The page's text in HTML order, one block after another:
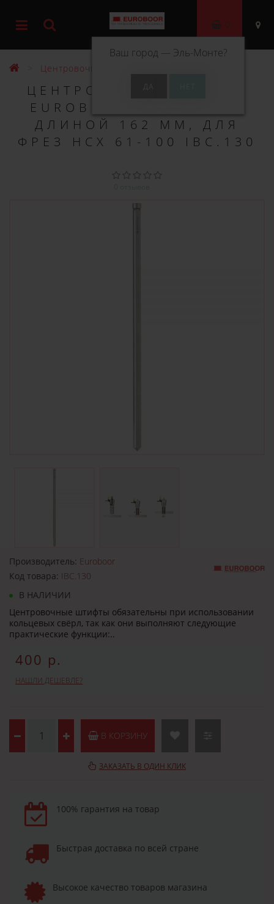
Ваш город — Эль-Монте?
0
Центровочные штифты
ЦЕНТРОВОЧНЫЙ ШТИФТ
EUROBOOR Ø 8.0 ММ И
ДЛИНОЙ 162 ММ, ДЛЯ
ФРЕЗ HCX 61-100 IBC.130
Производитель: Euroboor
Код товара: IBC.130
В НАЛИЧИИ
Центровочные штифты обязательны при использовании
кольцевых свёрл, так как они выполняют следующие
практические функции:..
400 р.
НАШЛИ ДЕШЕВЛЕ?
В КОРЗИНУ
ЗАКАЗАТЬ В ОДИН КЛИК
100% гарантия на товар
Быстрая доставка по всей стране
Высокое качество товаров магазина